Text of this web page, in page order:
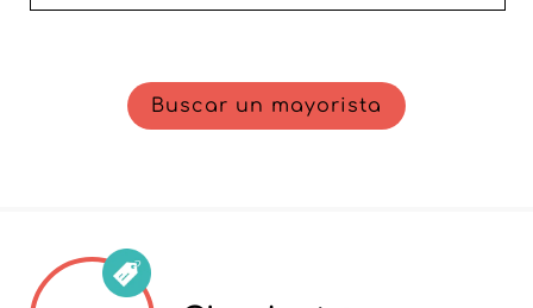
Buscar un mayorista